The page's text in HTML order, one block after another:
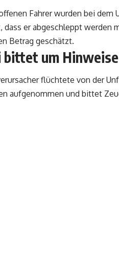
Fahrer wurden bei dem
dass er abgeschleppt werden
Betrag geschätzt.
bittet um Hinweise
flüchtete von der
aufgenommen und bittet